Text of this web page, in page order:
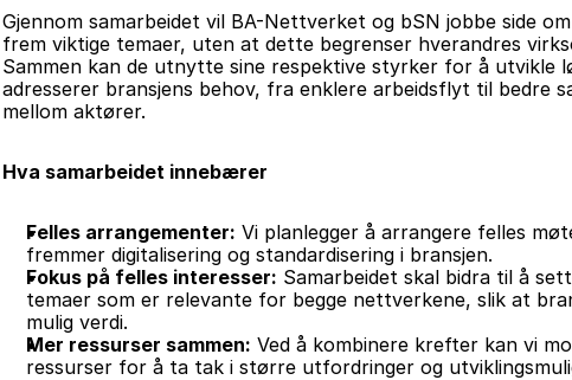
Gjennom samarbeidet vil BA-Nettverket og bSN jobbe side
frem viktige temaer, uten at dette begrenser hverandres
Sammen kan de utnytte sine respektive styrker for å utvikle
adresserer bransjens behov, fra enklere arbeidsflyt til bedre
mellom aktører.
Hva samarbeidet innebærer
Felles arrangementer: Vi planlegger å arrangere felles
fremmer digitalisering og standardisering i bransjen.
Fokus på felles interesser: Samarbeidet skal bidra til å
temaer som er relevante for begge nettverkene, slik at
mulig verdi.
Mer ressurser sammen: Ved å kombinere krefter kan vi
ressurser for å ta tak i større utfordringer og